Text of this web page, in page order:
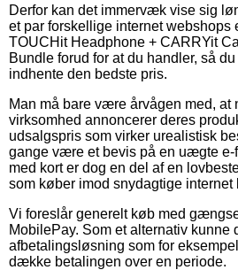
Derfor kan det immervæk vise sig
et par forskellige internet webshops
TOUCHit Headphone + CARRYit
Bundle forud for at du handler, så
indhente den bedste pris.
Man må bare være årvågen med, at
virksomhed annoncerer deres
udsalgspris som virker urealistisk
gange være et bevis på en uægte e-
med kort er dog en del af en
som køber imod snydagtige internet
Vi foreslår generelt køb med
MobilePay. Som et alternativ kunne
afbetalingsløsning som for
dække betalingen over en periode.